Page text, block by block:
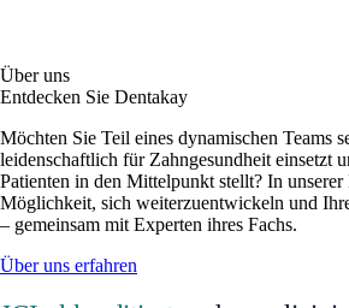
Über uns
Entdecken Sie Dentakay
Möchten Sie Teil eines dynamischen Teams
leidenschaftlich für Zahngesundheit einsetzt
Patienten in den Mittelpunkt stellt? In
Möglichkeit, sich weiterzuentwickeln und
– gemeinsam mit Experten ihres Fachs.
Über uns erfahren